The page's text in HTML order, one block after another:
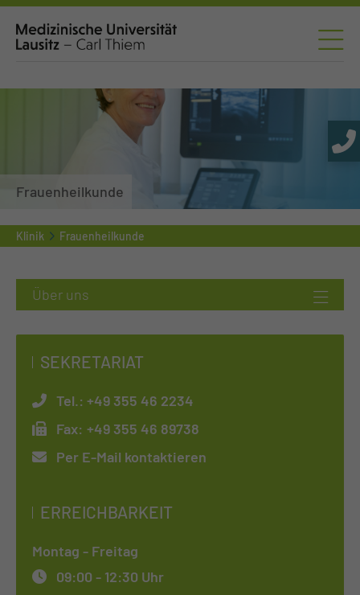
Frauenheilkunde
Klinik Frauenheilkunde
SEKRETARIAT
Tel.: +49 355 46 2234
Fax: +49 355 46 89738
Per E-Mail kontaktieren
ERREICHBARKEIT
Montag - Freitag
09:00 - 12:30 Uhr